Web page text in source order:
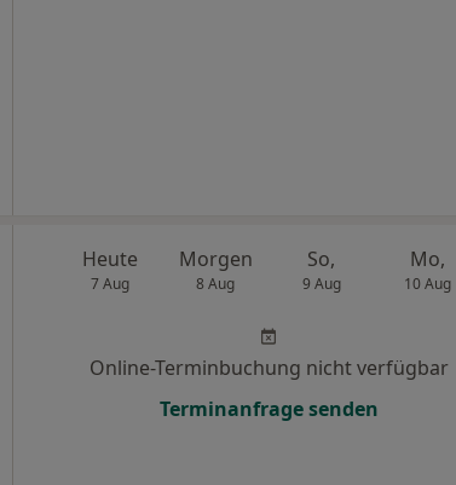
Heute
7 Aug
Morgen
8 Aug
So,
9 Aug
Mo,
10 Aug
Online-Terminbuchung nicht verfügbar
Terminanfrage senden